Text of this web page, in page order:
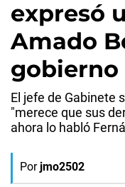
expresó
Amado
gobierno
El jefe de Gabinete
"merece que sus
ahora lo habló
Por jmo2502